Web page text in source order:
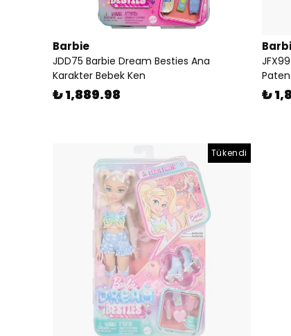
Barbie
JDD75 Barbie Dream Besties Ana
Karakter Bebek Ken
₺ 1,889.98 ₺
Tükendi